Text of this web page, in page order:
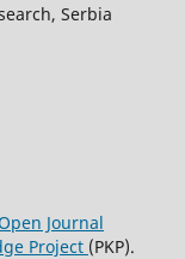
Serbia
Journal
Project (PKP).